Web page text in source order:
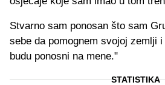
Stvarno sam ponosan što sam
sebe da pomognem svojoj zemlji
budu ponosni na mene."
STATISTIKA